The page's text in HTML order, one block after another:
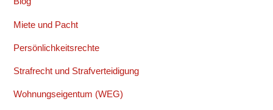
Miete und Pacht
Persönlichkeitsrechte
Strafrecht und Strafverteidigung
Wohnungseigentum (WEG)